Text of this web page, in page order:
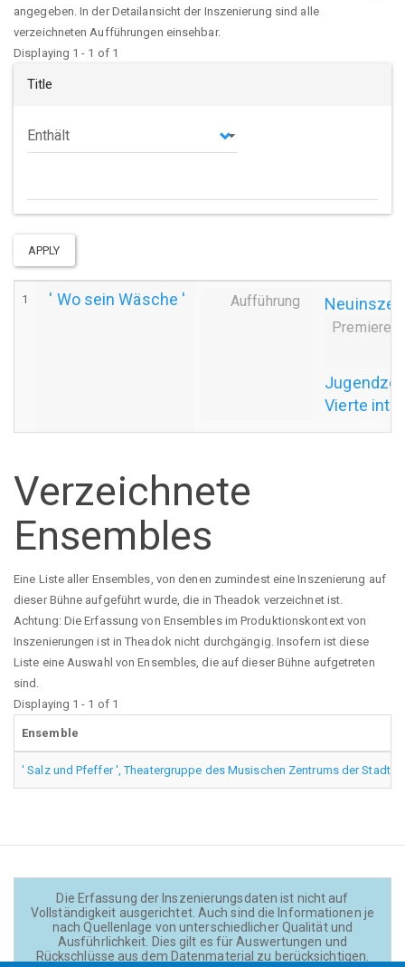
angegeben. In der Detailansicht der Inszenierung sind alle
verzeichneten Aufführungen einsehbar.
Displaying 1 - 1 of 1
Title
Operator
APPLY
1 ' Wo sein Wäsche ' Aufführung
Premiere
Vierte
Verzeichnete
Ensembles
Eine Liste aller Ensembles, von denen zumindest eine Inszenierung auf
dieser Bühne aufgeführt wurde, die in Theadok verzeichnet ist.
Achtung: Die Erfassung von Ensembles im Produktionskontext von
Inszenierungen ist in Theadok nicht durchgängig. Insofern ist diese
Liste eine Auswahl von Ensembles, die auf dieser Bühne aufgetreten
sind.
Displaying 1 - 1 of 1
Ensemble
' Salz und Pfeffer ', Theatergruppe des Musischen Zentrums der Stadt
Die Erfassung der Inszenierungsdaten ist nicht auf
Vollständigkeit ausgerichtet. Auch sind die Informationen je
nach Quellenlage von unterschiedlicher Qualität und
Ausführlichkeit. Dies gilt es für Auswertungen und
Rückschlüsse aus dem Datenmaterial zu berücksichtigen.